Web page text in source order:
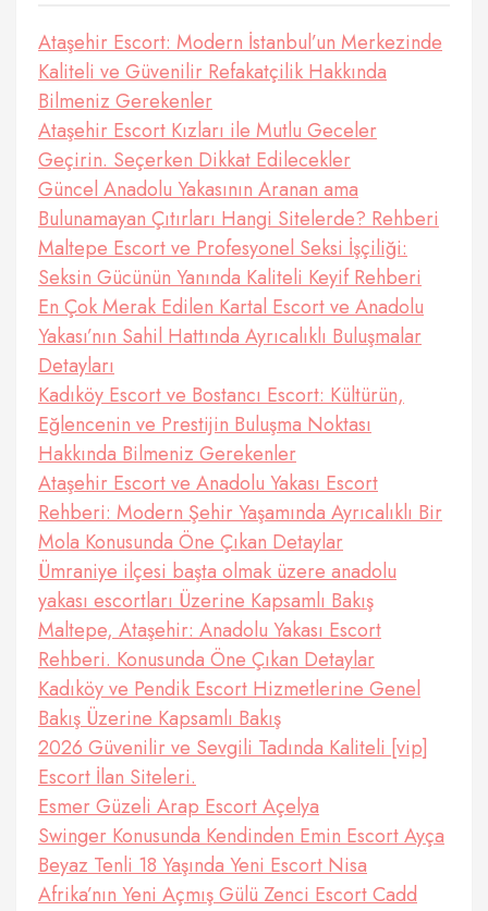
Ataşehir Escort: Modern İstanbul’un Merkezinde
Kaliteli ve Güvenilir Refakatçilik Hakkında
Bilmeniz Gerekenler
Ataşehir Escort Kızları ile Mutlu Geceler
Geçirin. Seçerken Dikkat Edilecekler
Güncel Anadolu Yakasının Aranan ama
Bulunamayan Çıtırları Hangi Sitelerde? Rehberi
Maltepe Escort ve Profesyonel Seksi İşçiliği:
Seksin Gücünün Yanında Kaliteli Keyif Rehberi
En Çok Merak Edilen Kartal Escort ve Anadolu
Yakası’nın Sahil Hattında Ayrıcalıklı Buluşmalar
Detayları
Kadıköy Escort ve Bostancı Escort: Kültürün,
Eğlencenin ve Prestijin Buluşma Noktası
Hakkında Bilmeniz Gerekenler
Ataşehir Escort ve Anadolu Yakası Escort
Rehberi: Modern Şehir Yaşamında Ayrıcalıklı Bir
Mola Konusunda Öne Çıkan Detaylar
Ümraniye ilçesi başta olmak üzere anadolu
yakası escortları Üzerine Kapsamlı Bakış
Maltepe, Ataşehir: Anadolu Yakası Escort
Rehberi. Konusunda Öne Çıkan Detaylar
Kadıköy ve Pendik Escort Hizmetlerine Genel
Bakış Üzerine Kapsamlı Bakış
2026 Güvenilir ve Sevgili Tadında Kaliteli [vip]
Escort İlan Siteleri.
Esmer Güzeli Arap Escort Açelya
Swinger Konusunda Kendinden Emin Escort Ayça
Beyaz Tenli 18 Yaşında Yeni Escort Nisa
Afrika’nın Yeni Açmış Gülü Zenci Escort Cadd